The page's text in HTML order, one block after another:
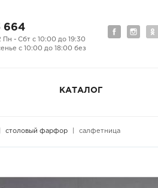
664
Пн - Сбт с 10:00 до 19:30
с 10:00 до 18:00 без
КАТАЛОГ
столовый фарфор салфетница